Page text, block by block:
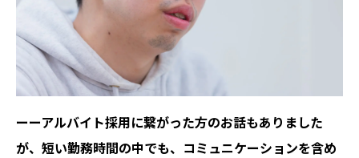
ーーアルバイト採用に繋がった方のお話もありました
が、短い勤務時間の中でも、コミュニケーションを含め